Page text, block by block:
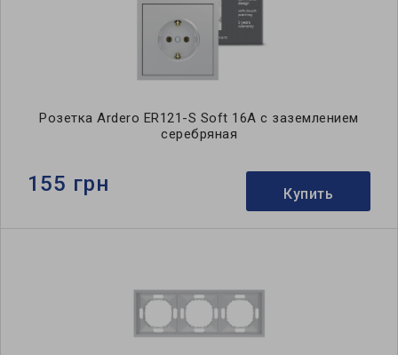
Розетка Ardero ER121-S Soft 16А c заземлением
серебряная
155 грн Купить